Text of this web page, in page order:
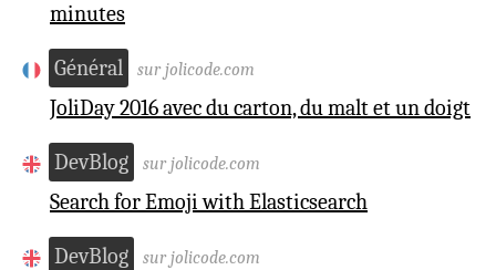
minutes
Général sur jolicode.com
JoliDay 2016 avec du carton, du malt et un doigt
DevBlog sur jolicode.com
Search for Emoji with Elasticsearch
DevBlog sur jolicode.com